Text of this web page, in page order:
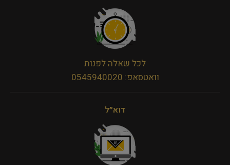
לכל שאלה לפנות
וואטסאפ: 0545940020
דוא״ל